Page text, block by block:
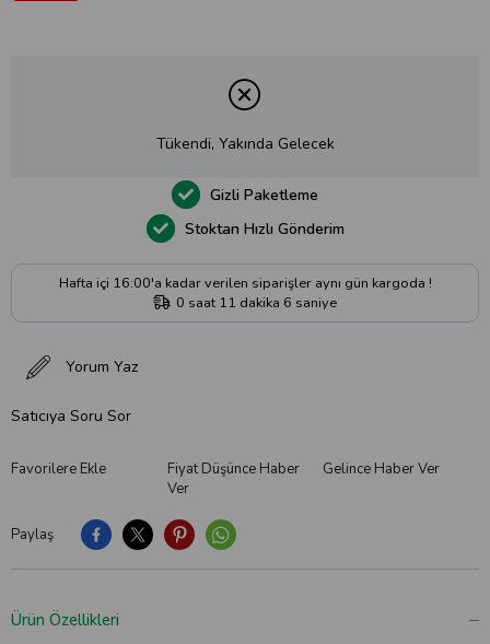
Tükendi, Yakında Gelecek
Paylaş
Favorilere Ekle
Fiyat Düşünce Haber
Ver
Gelince Haber Ver
Yorum Yaz
Satıcıya Soru Sor
Hafta içi 16:00'a kadar verilen siparişler aynı gün kargoda !
0 saat 11 dakika 5 saniye
Stoktan Hızlı Gönderim
Gizli Paketleme
Ürün Özellikleri